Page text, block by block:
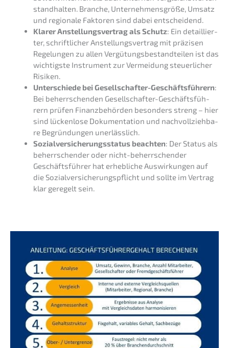
stand­hal­ten. Branche, Unter­neh­mens­grö­ße, Umsatz
und regio­na­le Fakto­ren sind dabei entscheidend.
Klarer Anstel­lungs­ver­trag als Schutz: Ein detail­lier­
ter, schrift­li­cher Anstel­lungs­ver­trag mit präzi­sen
Regelun­gen zu allen Vergü­tungs­be­stand­tei­len ist das
wichtigs­te Instru­ment zur Vermei­dung steuer­li­cher
Risiken.
Unter­schie­de bei Gesell­schaf­ter-Geschäfts­füh­rern:
Bei beherr­schen­den Gesell­schaf­ter-Geschäfts­füh­
rern prüfen Finanz­be­hör­den beson­ders streng – hier
sind lücken­lo­se Dokumen­ta­ti­on und nachvoll­zieh­ba­
re Begrün­dun­gen unerlässlich.
Sozial­ver­si­che­rungs­sta­tus beach­ten: Der Status als
beherr­schen­der oder nicht-beherr­schen­der
Geschäfts­füh­rer hat erheb­li­che Auswir­kun­gen auf
die Sozial­ver­si­che­rungs­pflicht und sollte im Vertrag
klar geregelt sein.